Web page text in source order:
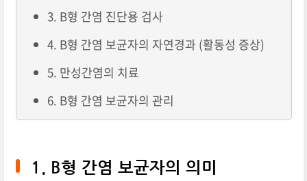
3. B형 간염 진단용 검사
4. B형 간염 보균자의 자연경과 (활동성 증상)
5. 만성간염의 치료
6. B형 간염 보균자의 관리
1. B형 간염 보균자의 의미